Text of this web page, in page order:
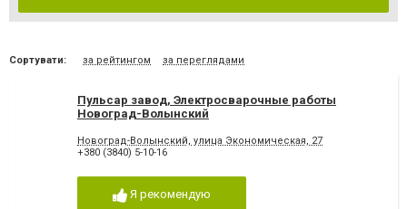
Сортувати: за рейтингом за переглядами
Пульсар завод, Электросварочные работы
Новоград-Волынский
Новоград-Волынский, улица Экономическая, 27
+380 (3840) 5-10-16
Я рекомендую